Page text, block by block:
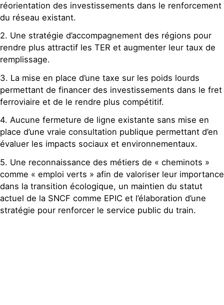
réorientation des investissements dans le renforcement
du réseau existant.
2. Une stratégie d’accompagnement des régions pour
rendre plus attractif les TER et augmenter leur taux de
remplissage.
3. La mise en place d’une taxe sur les poids lourds
permettant de financer des investissements dans le fret
ferroviaire et de le rendre plus compétitif.
4. Aucune fermeture de ligne existante sans mise en
place d’une vraie consultation publique permettant d’en
évaluer les impacts sociaux et environnementaux.
5. Une reconnaissance des métiers de « cheminots »
comme « emploi verts » afin de valoriser leur importance
dans la transition écologique, un maintien du statut
actuel de la SNCF comme EPIC et l’élaboration d’une
stratégie pour renforcer le service public du train.